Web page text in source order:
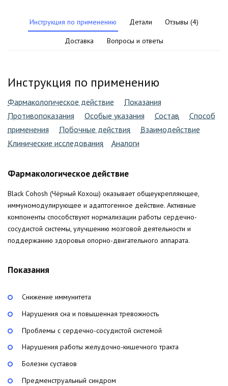
Инструкция по применению Детали Отзывы (4)
Доставка Вопросы и ответы
Инструкция по применению
Фармакологическое действие
Показания
Противопоказания
Особые указания Состав
Способ
применения
Побочные действия
Взаимодействие
Клинические исследования
Аналоги
Фармакологическое действие
Black Cohosh (Чёрный Кохош) оказывает общеукрепляющее,
иммуномодулирующее и адаптогенное действие. Активные
компоненты способствуют нормализации работы сердечно-
сосудистой системы, улучшению мозговой деятельности и
поддержанию здоровья опорно-двигательного аппарата.
Показания
Снижение иммунитета
Нарушения сна и повышенная тревожность
Проблемы с сердечно-сосудистой системой
Нарушения работы желудочно-кишечного тракта
Болезни суставов
Предменструальный синдром